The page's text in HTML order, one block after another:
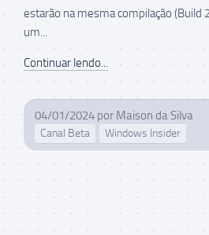
estarão na mesma compilação (Build
um...
Continuar lendo...
04/01/2024 por Maison da Silva
Canal Beta Windows Insider